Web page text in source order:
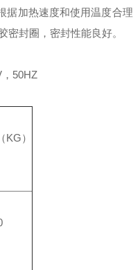
据加热速度和使用温度合
密封圈，密封性能良好。
50HZ
KG）